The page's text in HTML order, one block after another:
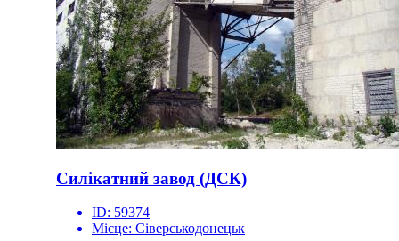
Силікатний завод (ДСК)
ID: 59374
Місце: Сіверськодонецьк